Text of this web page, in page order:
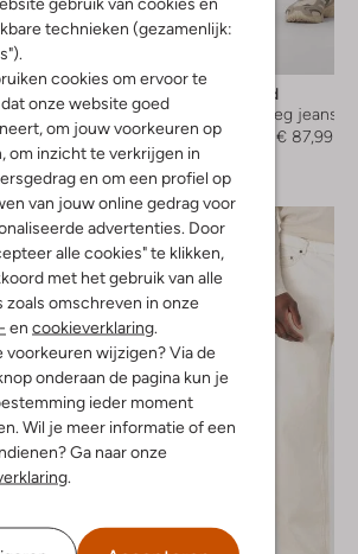
technieken (gezamenlijk:
cookies om ervoor te
onze website goed
om jouw voorkeuren op
om inzicht te verkrijgen in
en om een profiel op
van jouw online gedrag voor
advertenties. Door
alle cookies" te klikken,
met het gebruik van alle
zoals omschreven in onze
en cookieverklaring.
voorkeuren wijzigen? Via de
onderaan de pagina kun je
ieder moment
Wil je meer informatie of een
Ga naar onze
.
look
Woodbird
Straight leg jeans
€ 109,99
€ 87,99